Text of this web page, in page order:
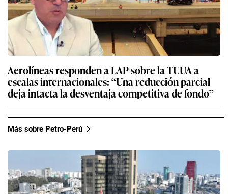
Más sobre Petro-Perú
Petro-Perú sorprende con una nueva
reorganización de su estructura gerencial a